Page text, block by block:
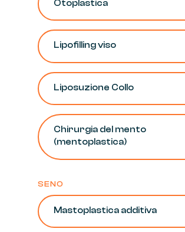
Otoplastica
Lipofillingviso
Liposuzione Collo
Chirurgia del mento
(mentoplastica)
SENO
Mastoplastica additiva